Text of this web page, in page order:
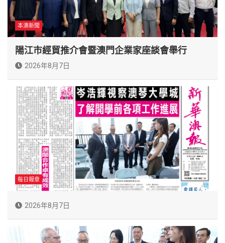
本澳新聞
陽江市經貿推介會暨澳門企業家座談會舉行
2026年8月7日
每日報章
2026年8月7日